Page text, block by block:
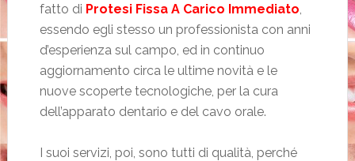
fatto di Protesi Fissa A Carico Immediato
essendo egli stesso un professionista con anni
d’esperienza sul campo, ed in continuo
aggiornamento circa le ultime novità e le
nuove scoperte tecnologiche, per la cura
dell’apparato dentario e del cavo orale.
I suoi servizi, poi, sono tutti di qualità, perché